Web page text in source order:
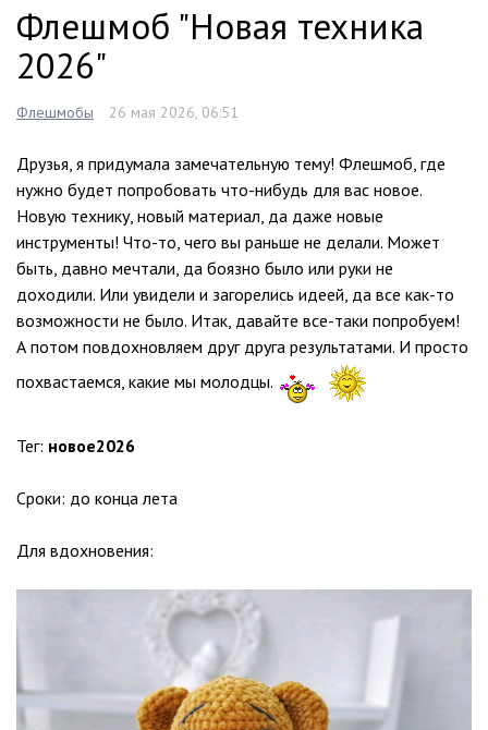
Флешмоб "Новая техника
2026"
Флешмобы 26 мая 2026, 06:51
Друзья, я придумала замечательную тему! Флешмоб, где
нужно будет попробовать что-нибудь для вас новое.
Новую технику, новый материал, да даже новые
инструменты! Что-то, чего вы раньше не делали. Может
быть, давно мечтали, да боязно было или руки не
доходили. Или увидели и загорелись идеей, да все как-то
возможности не было. Итак, давайте все-таки попробуем!
А потом повдохновляем друг друга результатами. И просто
похвастаемся, какие мы молодцы.
Тег: новое2026
Сроки: до конца лета
Для вдохновения: